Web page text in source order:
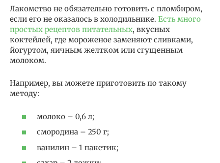
Лакомство не обязательно готовить с пломбиром,
если его не оказалось в холодильнике. Есть много
простых рецептов питательных, вкусных
коктейлей, где мороженое заменяют сливками,
йогуртом, яичным желтком или сгущенным
молоком.
Например, вы можете приготовить по такому
методу:
молоко – 0,6 л;
смородина – 250 г;
ванилин – 1 пакетик;